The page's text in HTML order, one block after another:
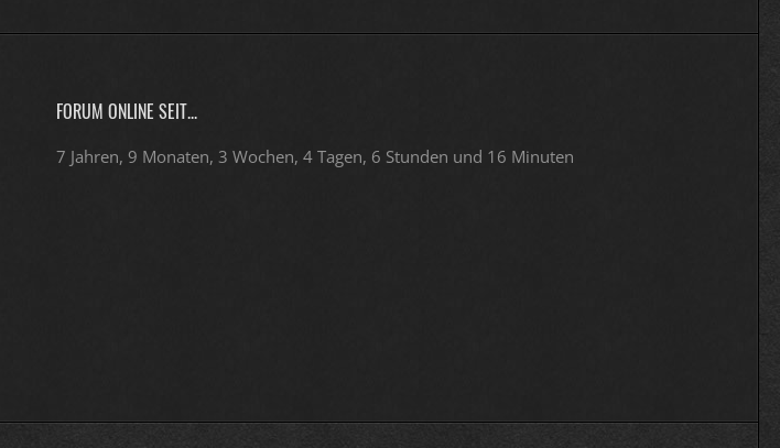
FORUM ONLINE SEIT...
7 Jahren, 9 Monaten, 3 Wochen, 4 Tagen, 6 Stunden und 16 Minuten